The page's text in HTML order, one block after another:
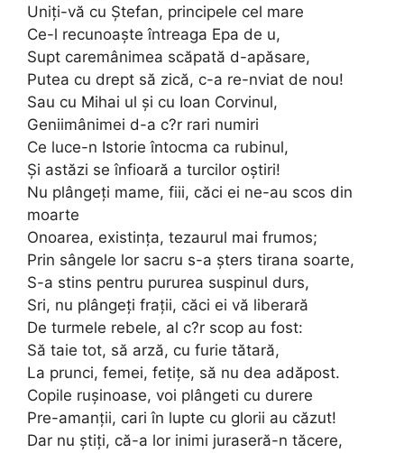
Uniţi-vă cu Ştefan, principele cel mare
Ce-l recunoaşte întreaga Epa de u,
Supt caremânimea scăpată d-apăsare,
Putea cu drept să zică, c-a re-nviat de nou!
Sau cu Mihai ul şi cu Ioan Corvinul,
Geniimânimei d-a c?r rari numiri
Ce luce-n Istorie întocma ca rubinul,
Şi astăzi se înfioară a turcilor oştiri!
Nu plângeţi mame, fiii, căci ei ne-au scos din
moarte
Onoarea, existinţa, tezaurul mai frumos;
Prin sângele lor sacru s-a şters tirana soarte,
S-a stins pentru pururea suspinul durs,
Sri, nu plângeţi fraţii, căci ei vă liberară
De turmele rebele, al c?r scop au fost:
Să taie tot, să arză, cu furie tătară,
La prunci, femei, fetiţe, să nu dea adăpost.
Copile ruşinoase, voi plângeti cu durere
Pre-amanţii, cari în lupte cu glorii au căzut!
Dar nu ştiţi, că-a lor inimi juraseră-n tăcere,